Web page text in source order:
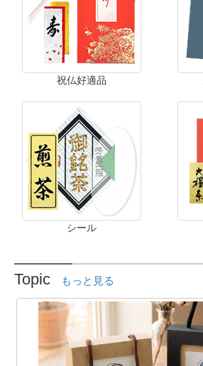
祝仏好適品
シール
Topic もっと見る